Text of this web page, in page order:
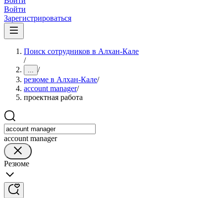
Войти
Зарегистрироваться
Поиск сотрудников в Алхан-Кале
/
... /
резюме в Алхан-Кале/
account manager/
проектная работа
account manager
Резюме